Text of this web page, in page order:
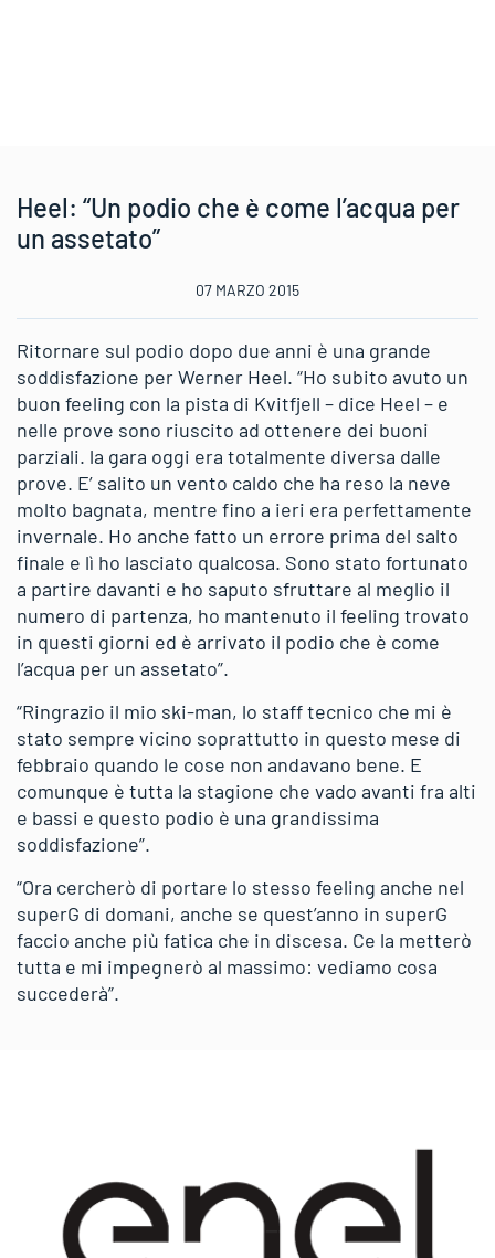
Heel: “Un podio che è come l’acqua per
un assetato”
07 MARZO 2015
Ritornare sul podio dopo due anni è una grande
soddisfazione per Werner Heel. “Ho subito avuto un
buon feeling con la pista di Kvitfjell – dice Heel – e
nelle prove sono riuscito ad ottenere dei buoni
parziali. la gara oggi era totalmente diversa dalle
prove. E’ salito un vento caldo che ha reso la neve
molto bagnata, mentre fino a ieri era perfettamente
invernale. Ho anche fatto un errore prima del salto
finale e lì ho lasciato qualcosa. Sono stato fortunato
a partire davanti e ho saputo sfruttare al meglio il
numero di partenza, ho mantenuto il feeling trovato
in questi giorni ed è arrivato il podio che è come
l’acqua per un assetato”.
“Ringrazio il mio ski-man, lo staff tecnico che mi è
stato sempre vicino soprattutto in questo mese di
febbraio quando le cose non andavano bene. E
comunque è tutta la stagione che vado avanti fra alti
e bassi e questo podio è una grandissima
soddisfazione”.
“Ora cercherò di portare lo stesso feeling anche nel
superG di domani, anche se quest’anno in superG
faccio anche più fatica che in discesa. Ce la metterò
tutta e mi impegnerò al massimo: vediamo cosa
succederà”.